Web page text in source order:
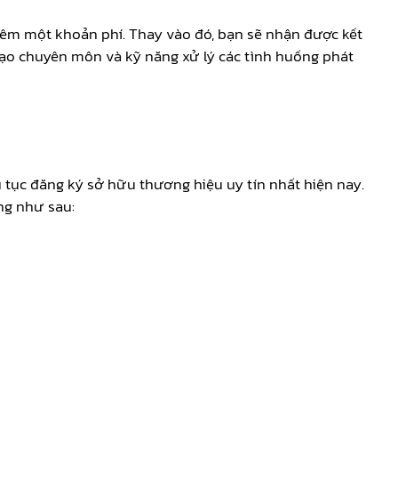
một khoản phí. Thay vào đó, bạn sẽ nhận được kết
chuyên môn và kỹ năng xử lý các tình huống phát
đăng ký sở hữu thương hiệu uy tín nhất hiện nay.
như sau: